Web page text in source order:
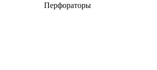
Перфораторы